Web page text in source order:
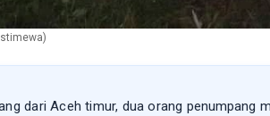
dari Aceh timur, dua orang penumpang